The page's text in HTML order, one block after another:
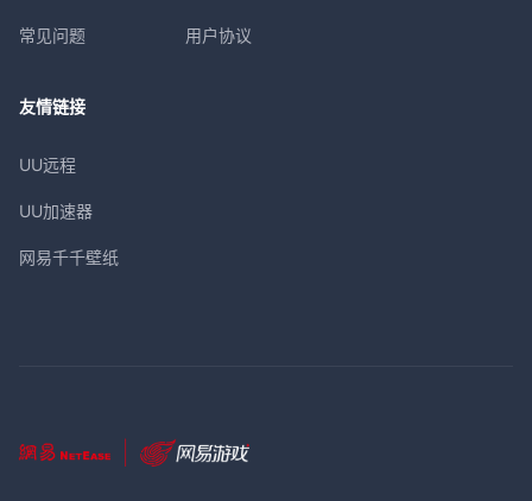
常见问题 用户协议
友情链接
UU远程
UU加速器
网易千千壁纸